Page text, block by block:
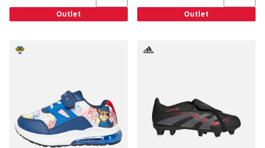
Outlet Outlet